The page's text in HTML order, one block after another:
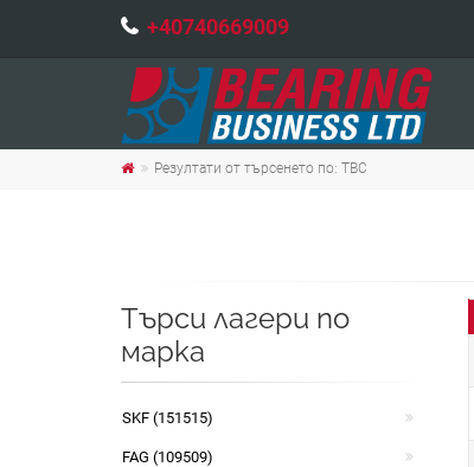
+40740669009
Резултати от търсенето по: TBC
Търси лагери по
марка
SKF (151515)
FAG (109509)